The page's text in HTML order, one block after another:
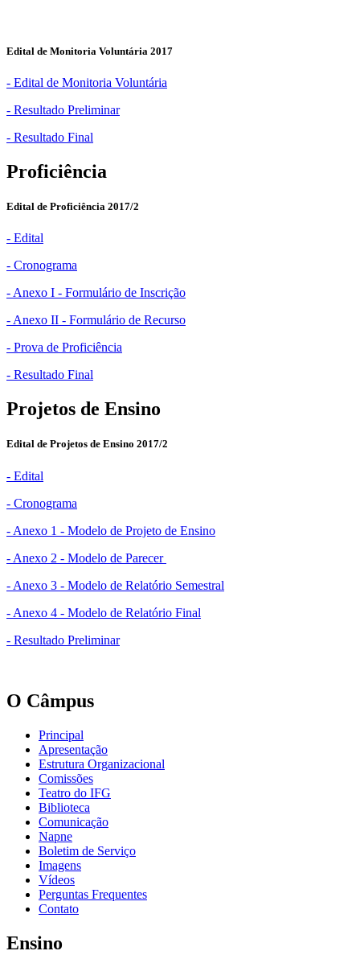
Edital de Monitoria Voluntária 2017
- Edital de Monitoria Voluntária
- Resultado Preliminar
- Resultado Final
Proficiência
Edital de Proficiência 2017/2
- Edital
- Cronograma
- Anexo I - Formulário de Inscrição
- Anexo II - Formulário de Recurso
- Prova de Proficiência
- Resultado Final
Projetos de Ensino
Edital de Projetos de Ensino 2017/2
- Edital
- Cronograma
- Anexo 1 - Modelo de Projeto de Ensino
- Anexo 2 - Modelo de Parecer
- Anexo 3 - Modelo de Relatório Semestral
- Anexo 4 - Modelo de Relatório Final
- Resultado Preliminar
O Câmpus
Principal
Apresentação
Estrutura Organizacional
Comissões
Teatro do IFG
Biblioteca
Comunicação
Napne
Boletim de Serviço
Imagens
Vídeos
Perguntas Frequentes
Contato
Ensino